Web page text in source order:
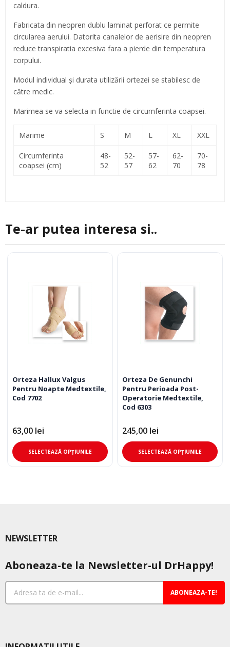
caldura.
Fabricata din neopren dublu laminat perforat ce permite
circularea aerului. Datorita canalelor de aerisire din neopren
reduce transpiratia excesiva fara a pierde din temperatura
corpului.
Modul individual şi durata utilizării ortezei se stabilesc de
către medic.
Marimea se va selecta in functie de circumferinta coapsei.
Marime S M L XL XXL
Circumferinta
coapsei (cm)
48-
52
52-
57
57-
62
62-
70
70-
78
Te-ar putea interesa si..
Orteza Hallux Valgus
Pentru Noapte Medtextile,
Cod 7702
63,00 lei
SELECTEAZĂ OPȚIUNILE
Acest
produs
în
Orteza De Genunchi
Pentru Perioada Post-
Operatorie Medtextile,
Cod 6303
245,00 lei
SELECTEAZĂ OPȚIUNILE
NEWSLETTER
Aboneaza-te la Newsletter-ul DrHappy!
ABONEAZA-TE!